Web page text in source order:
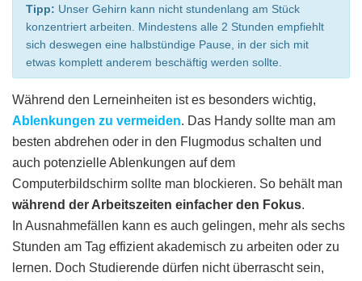
Tipp: Unser Gehirn kann nicht stundenlang am Stück
konzentriert arbeiten. Mindestens alle 2 Stunden empfiehlt
sich deswegen eine halbstündige Pause, in der sich mit
etwas komplett anderem beschäftig werden sollte.
Während den Lerneinheiten ist es besonders wichtig,
Ablenkungen zu vermeiden. Das Handy sollte man am
besten abdrehen oder in den Flugmodus schalten und
auch potenzielle Ablenkungen auf dem
Computerbildschirm sollte man blockieren. So behält man
während der Arbeitszeiten einfacher den Fokus.
In Ausnahmefällen kann es auch gelingen, mehr als sechs
Stunden am Tag effizient akademisch zu arbeiten oder zu
lernen. Doch Studierende dürfen nicht überrascht sein,